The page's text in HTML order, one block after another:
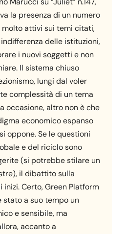
la presenza di un numero
attivi sui temi citati,
delle istituzioni,
i nuovi soggetti e non
Il sistema chiuso
lungi dal voler
complessità di un tema
occasione, altro non è che
economico espanso
oppone. Se le questioni
e del riciclo sono
(si potrebbe stilare un
il dibattito sulla
Certo, Green Platform
stato a suo tempo un
e sensibile, ma
accanto a